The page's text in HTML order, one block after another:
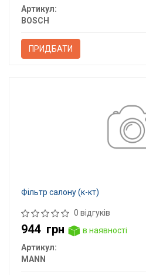
Артикул:
BOSCH
ПРИДБАТИ
Фільтр салону (к-кт)
0 відгуків
944 грн
в наявності
Артикул:
MANN